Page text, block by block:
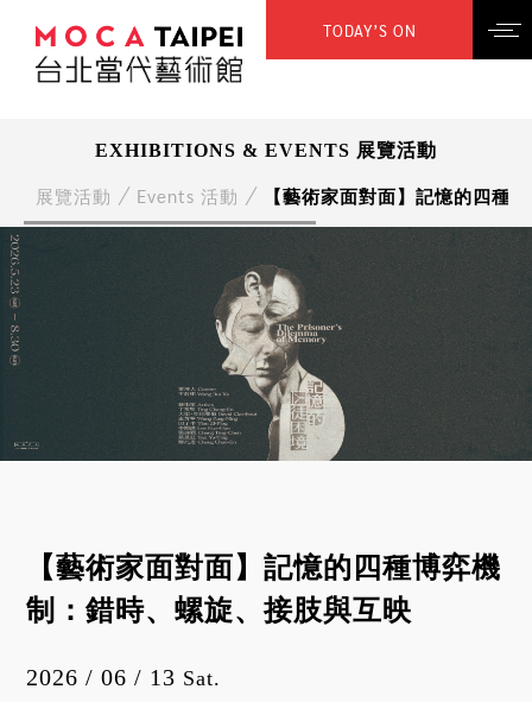
TODAY’S ON
EXHIBITIONS & EVENTS 展覽活動
展覽活動 Events 活動 【藝術家面對面】記憶的四種
【藝術家面對面】記憶的四種博弈機
制：錯時、螺旋、接肢與互映
2026 / 06 / 13 Sat.